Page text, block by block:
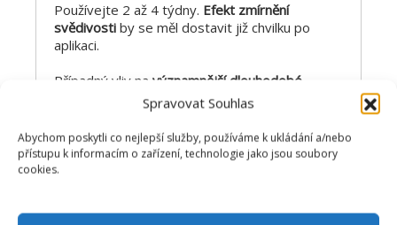
Spravovat Souhlas
Abychom poskytli co nejlepší služby, používáme k ukládání a/nebo
přístupu k informacím o zařízení, technologie jako jsou soubory
cookies.
Používejte 2 až 4 týdny. Efekt zmírnění
svědivosti by se měl dostavit již chvilku po
aplikaci.
Případný vliv na významnější dlouhodobé
se projevuje zhruba v
polovině druhého týdne používání, což je
samozřejmě značně indiviuální a efekt
“léčby” není možné s jistotou slíbit žádnému
psovi. Ale jelikož se jedná o maximálně